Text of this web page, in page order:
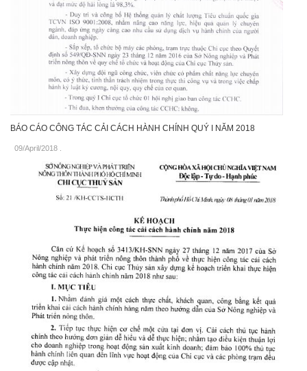
BÁO CÁO CÔNG TÁC CẢI CÁCH HÀNH CHÍNH QUÝ I NĂM 2018
09/April/2018